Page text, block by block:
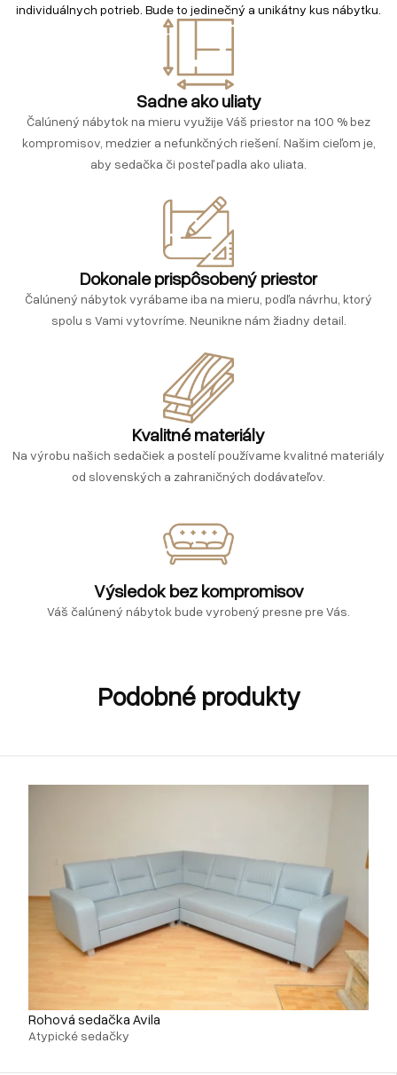
individuálnych potrieb. Bude to jedinečný a unikátny kus nábytku.
Sadne ako uliaty
Čalúnený nábytok na mieru využije Váš priestor na 100 % bez
kompromisov, medzier a nefunkčných riešení. Našim cieľom je,
aby sedačka či posteľ padla ako uliata.
Dokonale prispôsobený priestor
Čalúnený nábytok vyrábame iba na mieru, podľa návrhu, ktorý
spolu s Vami vytovríme. Neunikne nám žiadny detail.
Kvalitné materiály
Na výrobu našich sedačiek a postelí používame kvalitné materiály
od slovenských a zahraničných dodávateľov.
Výsledok bez kompromisov
Váš čalúnený nábytok bude vyrobený presne pre Vás.
Podobné produkty
Rohová sedačka Avila
Atypické sedačky